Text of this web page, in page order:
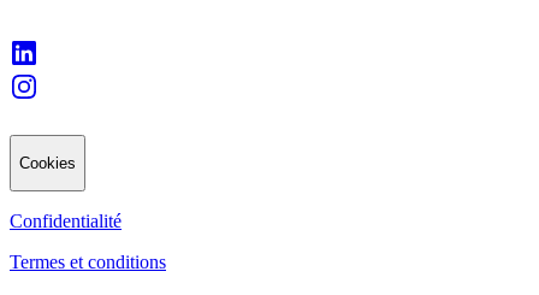
Cookies
Confidentialité
Termes et conditions